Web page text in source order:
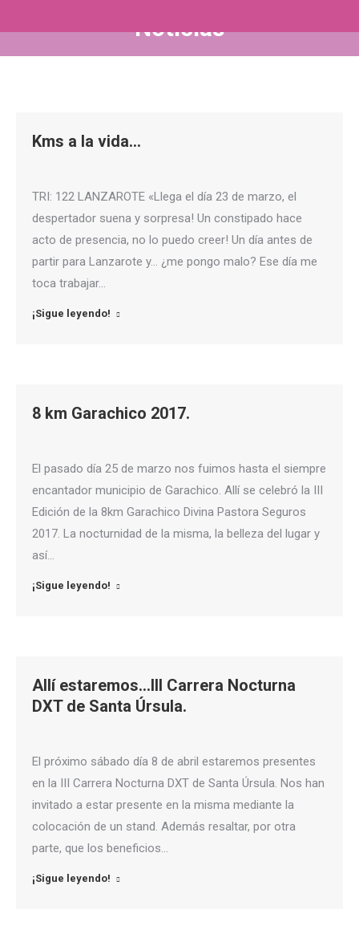
Noticias
Kms a la vida…
TRI: 122 LANZAROTE «Llega el día 23 de marzo, el
despertador suena y sorpresa! Un constipado hace
acto de presencia, no lo puedo creer! Un día antes de
partir para Lanzarote y… ¿me pongo malo? Ese día me
toca trabajar…
¡Sigue leyendo!
8 km Garachico 2017.
El pasado día 25 de marzo nos fuimos hasta el siempre
encantador municipio de Garachico. Allí se celebró la III
Edición de la 8km Garachico Divina Pastora Seguros
2017. La nocturnidad de la misma, la belleza del lugar y
así…
¡Sigue leyendo!
Allí estaremos…III Carrera Nocturna
DXT de Santa Úrsula.
El próximo sábado día 8 de abril estaremos presentes
en la III Carrera Nocturna DXT de Santa Úrsula. Nos han
invitado a estar presente en la misma mediante la
colocación de un stand. Además resaltar, por otra
parte, que los beneficios…
¡Sigue leyendo!